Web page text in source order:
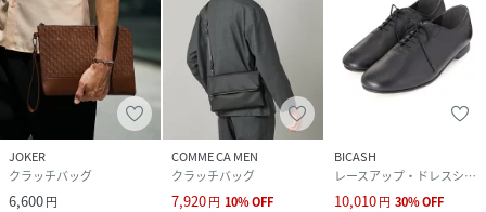
JOKER
クラッチバッグ
6,600円
COMME CA MEN
クラッチバッグ
7,920円 10%OFF
BICASH
レースアップ・ドレスシューズ
10,010円 30%OFF